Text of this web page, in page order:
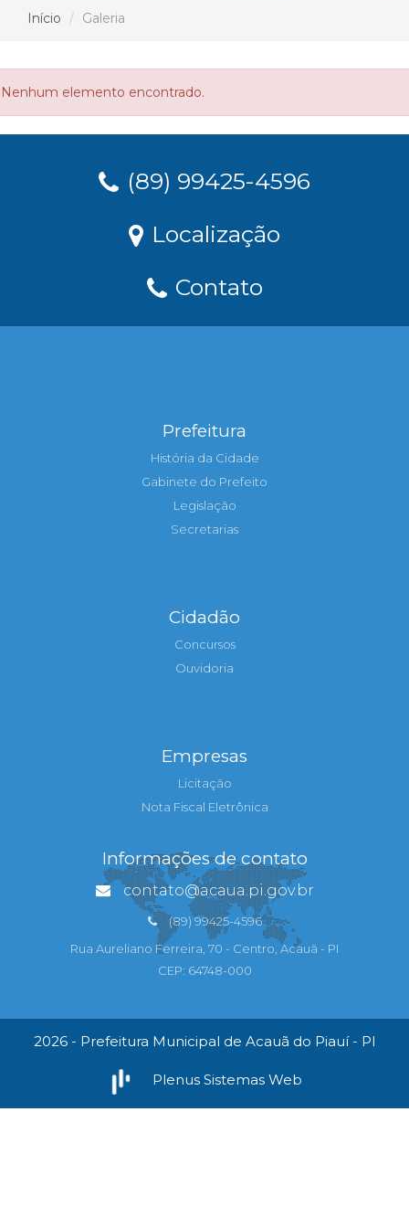
Início Galeria
Nenhum elemento encontrado.
(89) 99425-4596
Localização
Contato
Prefeitura
História da Cidade
Gabinete do Prefeito
Legislação
Secretarias
Cidadão
Concursos
Ouvidoria
Empresas
Licitação
Nota Fiscal Eletrônica
Informações de contato
contato@acaua.pi.gov.br
(89) 99425-4596
Rua Aureliano Ferreira, 70 - Centro, Acauã - PI
CEP: 64748-000
2026 - Prefeitura Municipal de Acauã do Piauí - PI
Plenus Sistemas Web